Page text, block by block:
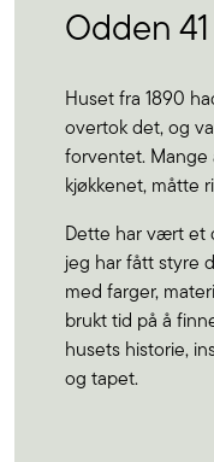
Odden 41
Huset fra 1890
overtok det, og
forventet. Mange
kjøkkenet, måtte
Dette har vært et
jeg har fått styre
med farger,
brukt tid på å
husets historie,
og tapet.